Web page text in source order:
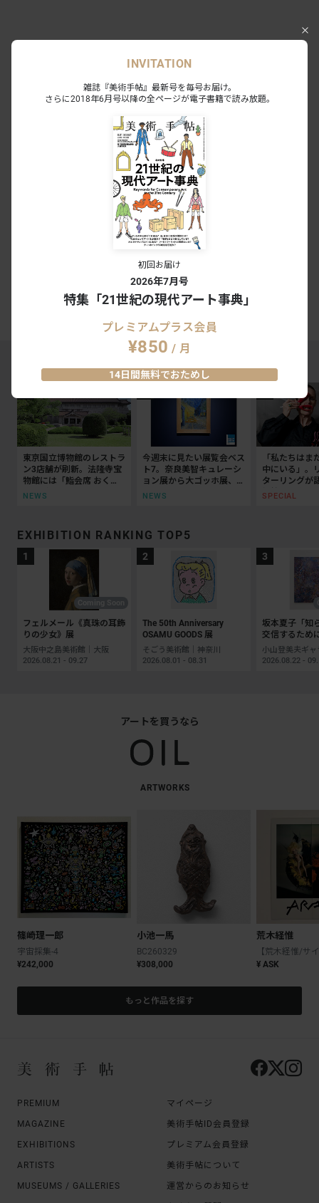
Event
日時：2018年9月2日（日） 15:00〜16:00
MAGAZINE RANKING TOP5
東京国立博物館のレストラ
ン3店舗が刷新。法隆寺宝
物館には「鮨会席 おく
乃」がオープン
NEWS
今週末に見たい展覧会ベス
ト7。奈良美智キュレーシ
ョン展から大ゴッホ展、ボ
ッティチェリまで
NEWS
「私たちはま
中にいる」。
ターリングが
抵抗の50年
SPECIAL
EXHIBITION RANKING TOP5
フェルメール《真珠の耳飾
りの少女》展
大阪中之島美術館｜大阪
2026.08.21 - 09.27
The 50th Anniversary
OSAMU GOODS 展
そごう美術館｜神奈川
2026.08.01 - 08.31
坂本夏子「知
交信するため
2026.08.22 -
アートを買うなら
ARTWORKS
篠崎理一郎
宇宙採集-4
¥242,000
小池一馬
BC260329
¥308,000
荒木経惟
¥ ASK
もっと作品を探す
PREMIUM
MAGAZINE
EXHIBITIONS
ARTISTS
MUSEUMS / GALLERIES
マイページ
美術手帖ID会員登録
プレミアム会員登録
美術手帖について
運営からのお知らせ
INVITATION
雑誌『美術手帖』最新号を毎号お届け。
さらに2018年6月号以降の全ページが電子書籍で読み放題。
初回お届け
2026年7月号
特集「21世紀の現代アート事典」
プレミアムプラス会員
¥850 / 月
14日間無料でおためし